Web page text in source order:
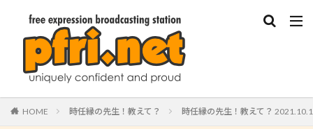
HOME 時任縁の先生！教えて？ 時任縁の先生！教えて？